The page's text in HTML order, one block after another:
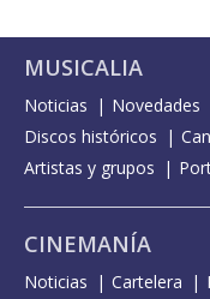
MUSICALIA
Noticias Novedades
Discos históricos
Artistas y grupos
CINEMANÍA
Noticias Cartelera